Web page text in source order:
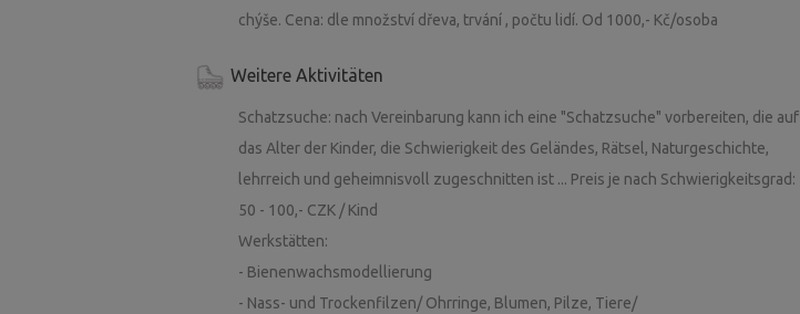
chýše. Cena: dle množství dřeva, trvání , počtu lidí. Od 1000,- Kč/osoba
Weitere Aktivitäten
Schatzsuche: nach Vereinbarung kann ich eine "Schatzsuche" vorbereiten, die auf
das Alter der Kinder, die Schwierigkeit des Geländes, Rätsel, Naturgeschichte,
lehrreich und geheimnisvoll zugeschnitten ist ... Preis je nach Schwierigkeitsgrad:
50 - 100,- CZK / Kind
Werkstätten:
- Bienenwachsmodellierung
- Nass- und Trockenfilzen/ Ohrringe, Blumen, Pilze, Tiere/